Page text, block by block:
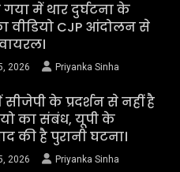
गया में थार दुर्घटना के
वीडियो CJP आंदोलन से
2026 Priyanka Sinha
सीजेपी के प्रदर्शन से नहीं है
का संबंध, यूपी के
की है पुरानी घटना।
2026 Priyanka Sinha